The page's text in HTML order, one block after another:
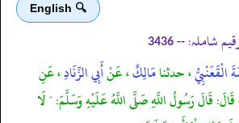
🔍 English
شاملہ: --
3436
الْقَعَنْبِيُّ، حدثنامَالِكٌ، عَنْأَبِي الزِّنَادِ، عَنِ
قَالَ: قَالَ رَسُولُ اللَّهِ صَلَّى اللَّهُ عَلَيْهِ وَسَلَّمَ: " لَا